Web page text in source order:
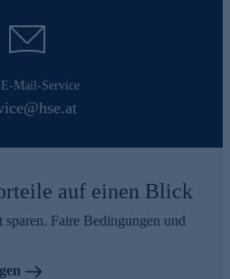
Mail-Service
auf einen Blick
Faire Bedingungen und